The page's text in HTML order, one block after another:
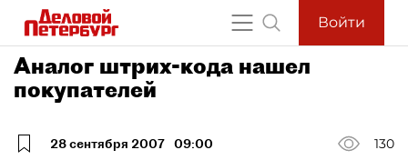
Войти
Аналог штрих-кода нашел
покупателей
28 сентября 2007 09:00
130